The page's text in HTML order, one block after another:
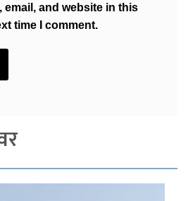
email, and website in this
time I comment.